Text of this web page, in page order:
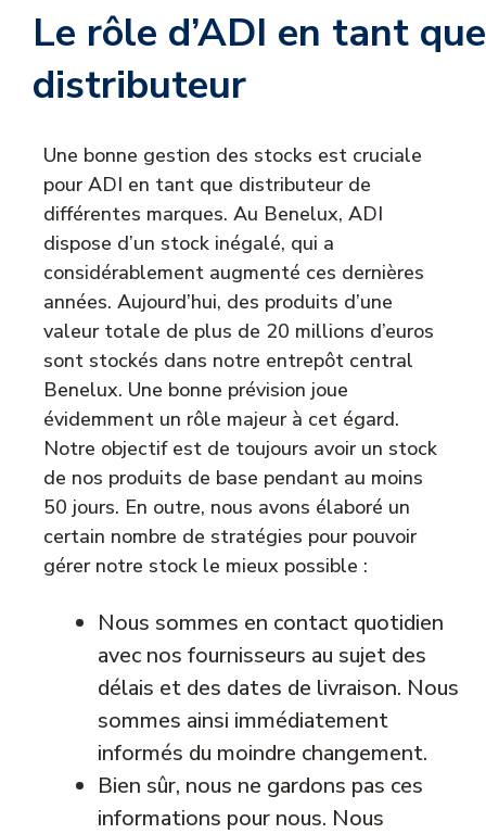
Le rôle d’ADI en tant que
distributeur
Une bonne gestion des stocks est cruciale
pour ADI en tant que distributeur de
différentes marques. Au Benelux, ADI
dispose d’un stock inégalé, qui a
considérablement augmenté ces dernières
années. Aujourd’hui, des produits d’une
valeur totale de plus de 20 millions d’euros
sont stockés dans notre entrepôt central
Benelux. Une bonne prévision joue
évidemment un rôle majeur à cet égard.
Notre objectif est de toujours avoir un stock
de nos produits de base pendant au moins
50 jours. En outre, nous avons élaboré un
certain nombre de stratégies pour pouvoir
gérer notre stock le mieux possible :
Nous sommes en contact quotidien
avec nos fournisseurs au sujet des
délais et des dates de livraison. Nous
sommes ainsi immédiatement
informés du moindre changement.
Bien sûr, nous ne gardons pas ces
informations pour nous. Nous